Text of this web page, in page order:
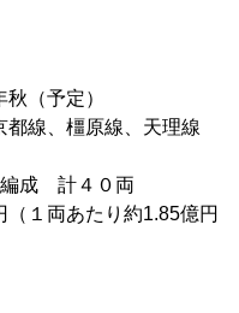
（予定）
、橿原線、天理線
成 計４０両
あたり約1.85億円